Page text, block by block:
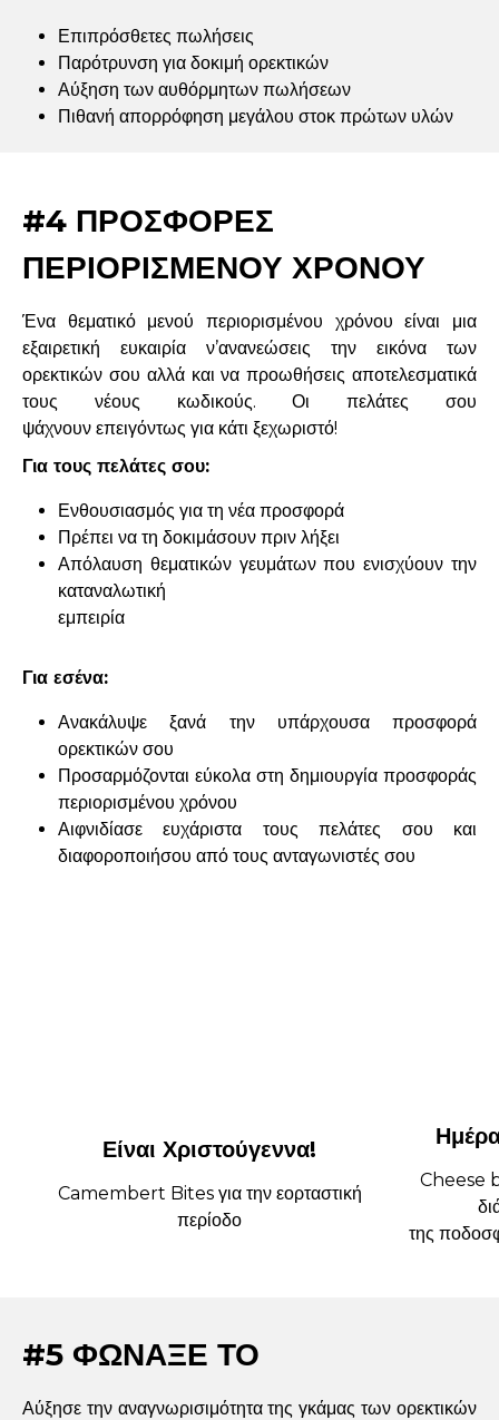
Επιπρόσθετες πωλήσεις
Παρότρυνση για δοκιμή ορεκτικών
Αύξηση των αυθόρμητων πωλήσεων
Πιθανή απορρόφηση μεγάλου στοκ πρώτων υλών
#4 ΠΡΟΣΦΟΡΕΣ
ΠΕΡΙΟΡΙΣΜΕΝΟΥ ΧΡΟΝΟΥ
Ένα θεματικό μενού περιορισμένου χρόνου είναι μια
εξαιρετική ευκαιρία ν’ανανεώσεις την εικόνα των
ορεκτικών σου αλλά και να προωθήσεις αποτελεσματικά
τους νέους κωδικούς. Οι πελάτες σου
ψάχνουν επειγόντως για κάτι ξεχωριστό!
Για τους πελάτες σου:
Ενθουσιασμός για τη νέα προσφορά
Πρέπει να τη δοκιμάσουν πριν λήξει
Απόλαυση θεματικών γευμάτων που ενισχύουν την
καταναλωτική
εμπειρία
Για εσένα:
Ανακάλυψε ξανά την υπάρχουσα προσφορά
ορεκτικών σου
Προσαρμόζονται εύκολα στη δημιουργία προσφοράς
περιορισμένου χρόνου
Αιφνιδίασε ευχάριστα τους πελάτες σου και
διαφοροποιήσου από τους ανταγωνιστές σου
Είναι Χριστούγεννα!
Camembert Bites για την εορταστική
περίοδο
Cheese
της
#5 ΦΩΝΑΞΕ ΤΟ
Αύξησε την αναγνωρισιμότητα της γκάμας των ορεκτικών